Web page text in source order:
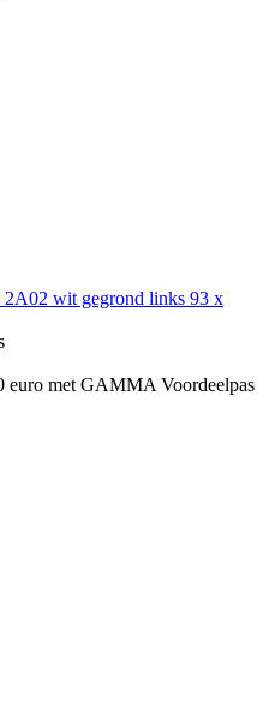
wit gegrond links 93 x
euro met GAMMA Voordeelpas